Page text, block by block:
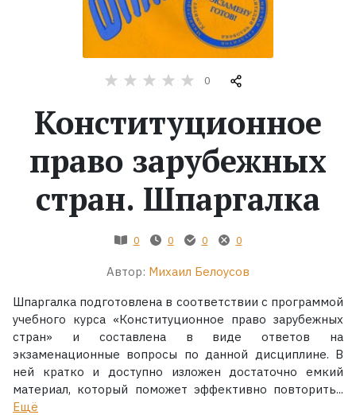
Серии
Экранизации
Коллекции
0
Конституционное
право зарубежных
стран. Шпаргалка
0 0 0 0
Автор: Михаил Белоусов
Шпаргалка подготовлена в соответствии с программой
учебного курса «Конституционное право зарубежных
стран» и составлена в виде ответов на
экзаменационные вопросы по данной дисциплине. В
ней кратко и доступно изложен достаточно емкий
материал, который поможет эффективно повторить...
Ещё